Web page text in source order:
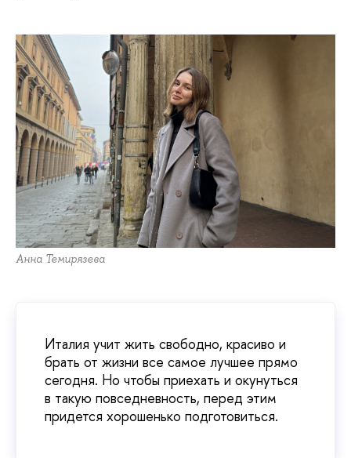
Анна Темирязева
Италия учит жить свободно, красиво и
брать от жизни все самое лучшее прямо
сегодня. Но чтобы приехать и окунуться
в такую повседневность, перед этим
придется хорошенько подготовиться.